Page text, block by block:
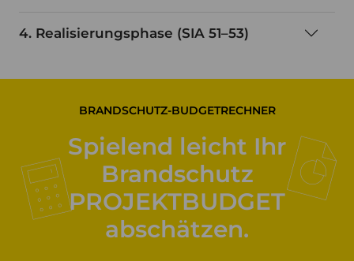
4. Realisierungsphase (SIA 51–53)
BRANDSCHUTZ-BUDGETRECHNER
Spielend leicht Ihr
Brandschutz
PROJEKTBUDGET
abschätzen.